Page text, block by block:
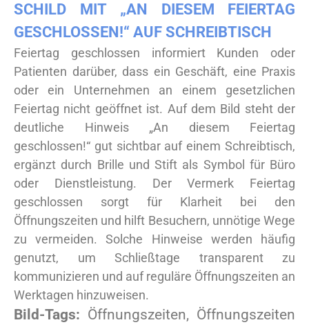
SCHILD MIT „AN DIESEM FEIERTAG
GESCHLOSSEN!“ AUF SCHREIBTISCH
Feiertag geschlossen informiert Kunden oder
Patienten darüber, dass ein Geschäft, eine Praxis
oder ein Unternehmen an einem gesetzlichen
Feiertag nicht geöffnet ist. Auf dem Bild steht der
deutliche Hinweis „An diesem Feiertag
geschlossen!“ gut sichtbar auf einem Schreibtisch,
ergänzt durch Brille und Stift als Symbol für Büro
oder Dienstleistung. Der Vermerk Feiertag
geschlossen sorgt für Klarheit bei den
Öffnungszeiten und hilft Besuchern, unnötige Wege
zu vermeiden. Solche Hinweise werden häufig
genutzt, um Schließtage transparent zu
kommunizieren und auf reguläre Öffnungszeiten an
Werktagen hinzuweisen.
Bild-Tags: Öffnungszeiten, Öffnungszeiten